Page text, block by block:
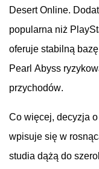
Desert Online.
popularna niż
oferuje stabilną bazę
Pearl Abyss
przychodów.
Co więcej, decyzja o
wpisuje się w
studia dążą do